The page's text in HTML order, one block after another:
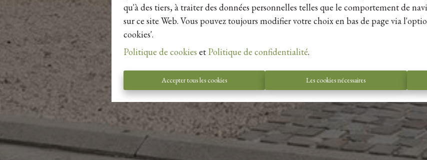
qu'à des tiers, à traiter des données personnelles telles que le comportement de
sur ce site Web. Vous pouvez toujours modifier votre choix en bas de page via
cookies'.
Politique de cookies et Politique de confidentialité.
Accepter tous les cookies Les cookies nécessaires